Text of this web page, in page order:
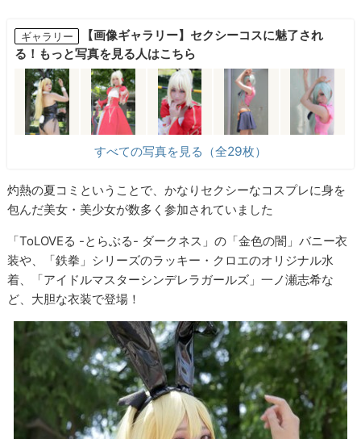
ギャラリー
【画像ギャラリー】セクシーコスに魅了され
る！もっと写真を見る人はこちら
すべての写真を見る（全29枚）
灼熱の夏コミということで、かなりセクシーなコスプレに身を
包んだ美女・美少女が数多く参加されていました
「ToLOVEる -とらぶる- ダークネス」の「金色の闇」バニー衣
装や、「鉄拳」シリーズのラッキー・クロエのオリジナル水
着、「アイドルマスターシンデレラガールズ」一ノ瀬志希な
ど、大胆な衣装で登場！